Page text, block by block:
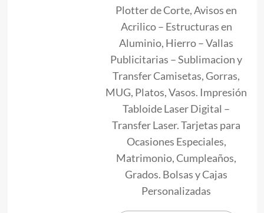
Plotter de Corte, Avisos en
Acrilico – Estructuras en
Aluminio, Hierro – Vallas
Publicitarias – Sublimacion y
Transfer Camisetas, Gorras,
MUG, Platos, Vasos. Impresión
Tabloide Laser Digital –
Transfer Laser. Tarjetas para
Ocasiones Especiales,
Matrimonio, Cumpleaños,
Grados. Bolsas y Cajas
Personalizadas